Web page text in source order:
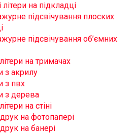
літери на підкладці
підсвічування плоских
підсвічування об’ємних
на тримачах
з акрилу
з пвх
з дерева
на стіні
на фотопапері
на банері